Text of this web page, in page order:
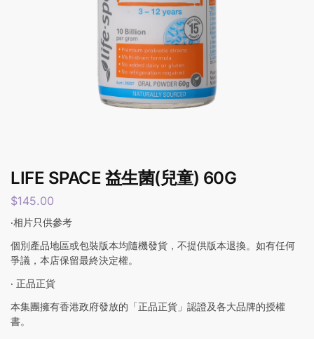
LIFE SPACE 益生菌(兒童) 60G
$145.00
‧相片只供參考
個別產品地區或包裝版本均隨機發貨，不提供版本退換。如有任何
爭議，本店保留最終決定權。
‧ 正品正貨
本集團擁有香港政府發放的「正品正貨」認證及各大品牌的授權
書。